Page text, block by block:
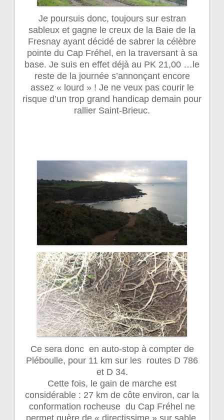
Je poursuis donc, toujours sur estran
sableux et gagne le creux de la Baie de la
Fresnay ayant décidé de sabrer la célèbre
pointe du Cap Fréhel, en la traversant à sa
base. Je suis en effet déjà au PK 21,00 …le
reste de la journée s’annonçant encore
assez « lourd » ! Je ne veux pas courir le
risque d’un trop grand handicap demain pour
rallier Saint-Brieuc.
Ce sera donc en auto-stop à compter de
Pléboulle, pour 11 km sur les routes D 786
et D 34.
Cette fois, le gain de marche est
considérable : 27 km de côte environ, car la
conformation rocheuse du Cap Fréhel ne